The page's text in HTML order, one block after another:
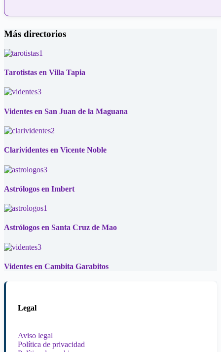
Más directorios
Tarotistas en Villa Tapia
Videntes en San Juan de la Maguana
Clarividentes en Vicente Noble
Astrólogos en Imbert
Astrólogos en Santa Cruz de Mao
Videntes en Cambita Garabitos
Legal
Aviso legal
Política de privacidad